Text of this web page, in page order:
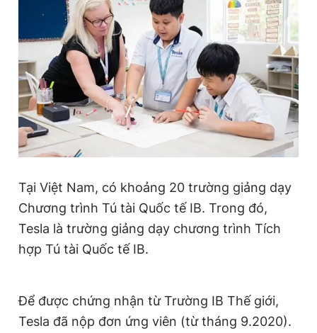
Thông tin tòa soạn Liên hệ quảng cáo
Đọc Thanh Niên trên điện thoại
Theo dõi báo trên
Đặt báo Quảng cáo RSS Tòa soạn Chính sách bảo
Tại Việt Nam, có khoảng 20 trường giảng dạy
Chương trình Tú tài Quốc tế IB. Trong đó,
Tesla là trường giảng dạy chương trình Tích
hợp Tú tài Quốc tế IB.
Để được chứng nhận từ Trường IB Thế giới,
Tesla đã nộp đơn ứng viên (từ tháng 9.2020).